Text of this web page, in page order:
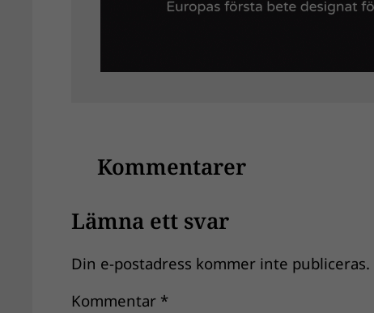
Kommentarer
Lämna ett svar
Din e-postadress kommer inte publiceras.
Kommentar *